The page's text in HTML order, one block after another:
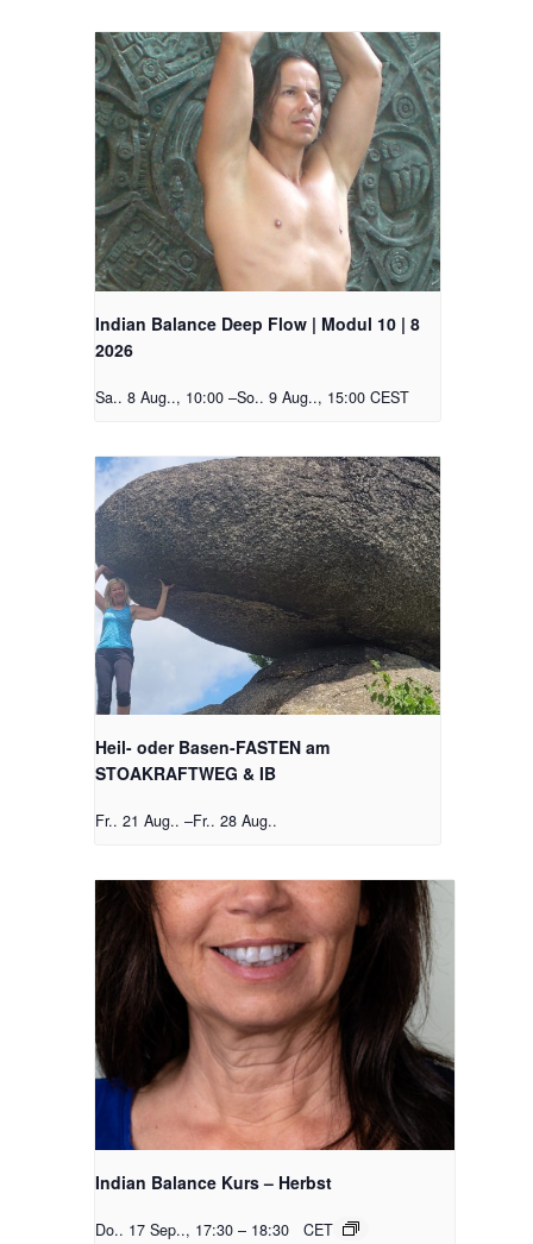
Indian Balance Deep Flow | Modul 10 | 8
2026
Sa.. 8 Aug.., 10:00 –So.. 9 Aug.., 15:00 CEST
Heil- oder Basen-FASTEN am
STOAKRAFTWEG & IB
Fr.. 21 Aug.. –Fr.. 28 Aug..
Indian Balance Kurs – Herbst
Do.. 17 Sep.., 17:30 – 18:30 CET